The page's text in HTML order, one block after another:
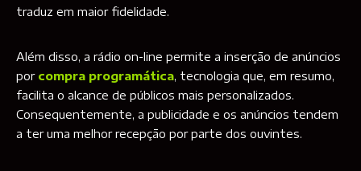
traduz em maior fidelidade.
Além disso, a rádio on-line permite a inserção de anúncios
por compra programática, tecnologia que, em resumo,
facilita o alcance de públicos mais personalizados.
Consequentemente, a publicidade e os anúncios tendem
a ter uma melhor recepção por parte dos ouvintes.